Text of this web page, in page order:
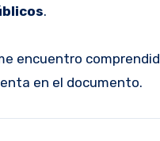
.
encuentro
en el documento.